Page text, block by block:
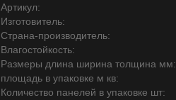
Артикул:
Изготовитель:
Страна-производитель:
Влагостойкость:
Размеры длина ширина толщина мм:
площадь в упаковке м кв:
Количество панелей в упаковке шт: